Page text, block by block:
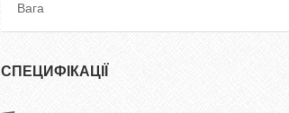
Вага
СПЕЦИФІКАЦІЇ